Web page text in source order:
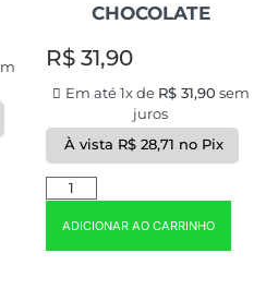
CHOCOLATE
R$31,90
Em até 1x de R$31,90 sem
juros
À vista R$ 28,71 no Pix
ADICIONAR AO CARRINHO